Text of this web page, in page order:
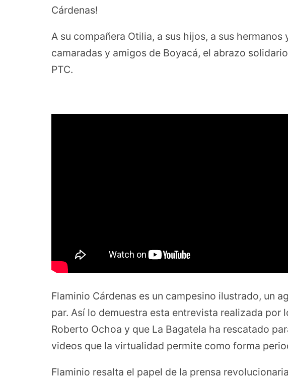
Cárdenas!
A su compañera Otilia, a sus hijos, a sus hermanos
camaradas y amigos de Boyacá, el abrazo
PTC.
Flaminio Cárdenas es un campesino ilustrado, un
par. Así lo demuestra esta entrevista realizada por
Roberto Ochoa y que La Bagatela ha rescatado
videos que la virtualidad permite como forma
Flaminio resalta el papel de la prensa